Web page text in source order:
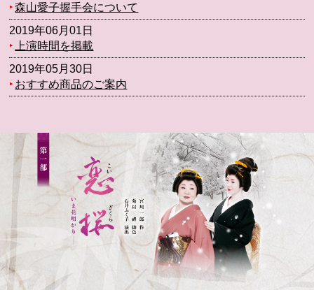
‣ 森山愛子握手会について
2019年06月01日
‣
上演時間を掲載
2019年05月30日
‣ おすすめ商品のご案内